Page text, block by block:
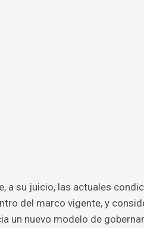
a su juicio, las actuales
del marco vigente, y
un nuevo modelo de